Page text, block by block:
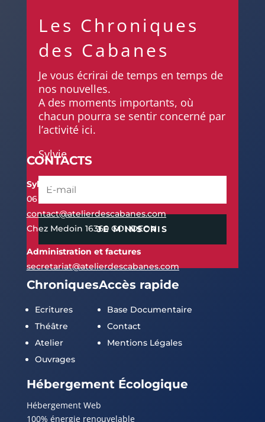
Les Chroniques
des Cabanes
Je vous écrirai de temps en temps de
nos nouvelles.
A des moments importants, où
chacun pourra se sentir concerné par
l’activité ici.
Sylvie
JE M'INSCRIS
CONTACTS
Sylvie Pierrel
06 60 21 42 06
contact@atelierdescabanes.com
Chez Medoin 16360 CONDEON
Administration et factures
secretariat@atelierdescabanes.com
Chroniques
Ecritures
Théâtre
Atelier
Ouvrages
Accès rapide
Base Documentaire
Contact
Mentions Légales
Hébergement Écologique
Hébergement Web
100% énergie renouvelable